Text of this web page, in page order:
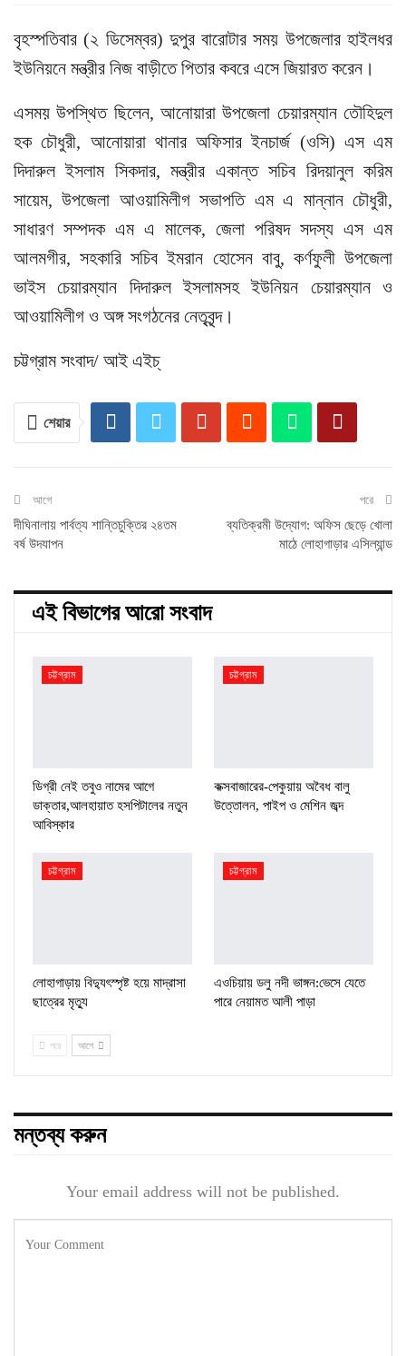
বৃহস্পতিবার (২ ডিসেম্বর) দুপুর বারোটার সময় উপজেলার হাইলধর
ইউনিয়নে মন্ত্রীর নিজ বাড়ীতে পিতার কবরে এসে জিয়ারত করেন।
এসময় উপস্থিত ছিলেন, আনোয়ারা উপজেলা চেয়ারম্যান তৌহিদুল
হক চৌধুরী, আনোয়ারা থানার অফিসার ইনচার্জ (ওসি) এস এম
দিদারুল ইসলাম সিকদার, মন্ত্রীর একান্ত সচিব রিদয়ানুল করিম
সায়েম, উপজেলা আওয়ামিলীগ সভাপতি এম এ মান্নান চৌধুরী,
সাধারণ সম্পদক এম এ মালেক, জেলা পরিষদ সদস্য এস এম
আলমগীর, সহকারি সচিব ইমরান হোসেন বাবু, কর্ণফুলী উপজেলা
ভাইস চেয়ারম্যান দিদারুল ইসলামসহ ইউনিয়ন চেয়ারম্যান ও
আওয়ামিলীগ ও অঙ্গ সংগঠনের নেতৃবৃন্দ।
চট্টগ্রাম সংবাদ/ আই এইচ্
শেয়ার
আগে
দীঘিনালায় পার্বত্য শান্তিচুক্তির ২৪তম
বর্ষ উদযাপন
পরে
ব্যতিক্রমী উদ্যোগ: অফিস ছেড়ে খোলা
মাঠে লোহাগাড়ার এসিল্যান্ড
এই বিভাগের আরো সংবাদ
চট্টগ্রাম
ডিগ্রী নেই তবুও নামের আগে
ডাক্তার,আলহায়াত হসপিটালের নতুন
আবিস্কার
চট্টগ্রাম
কক্সবাজারের-পেকুয়ায় অবৈধ বালু
উত্তোলন, পাইপ ও মেশিন জব্দ
চট্টগ্রাম
লোহাগাড়ায় বিদ্যুৎস্পৃষ্ট হয়ে মাদ্রাসা
ছাত্রের মৃত্যু
চট্টগ্রাম
এওচিয়ায় ডলু নদী ভাঙ্গন:ভেসে যেতে
পারে নেয়ামত আলী পাড়া
পরে আগে
মন্তব্য করুন
Your email address will not be published.